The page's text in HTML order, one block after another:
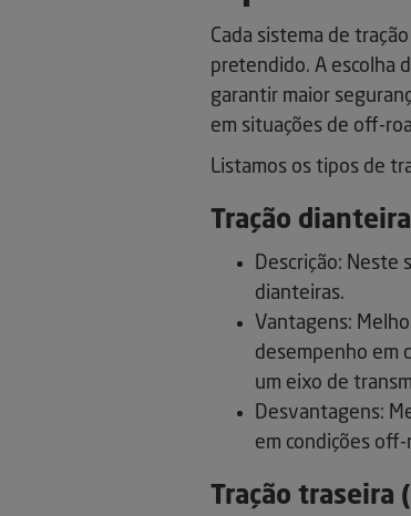
Cada sistema de
pretendido. A escolha
garantir maior
em situações de off-
Listamos os tipos de
Tração
Descrição: Neste
dianteiras.
Vantagens:
desempenho em
um eixo de
Desvantagens:
em condições
Tração traseira